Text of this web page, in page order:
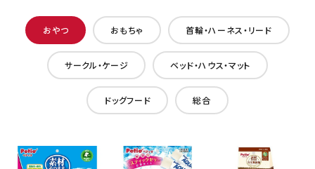
おやつ おもちゃ 首輪・ハーネス・リード
サークル・ケージ ベッド・ハウス・マット
ドッグフード 総合